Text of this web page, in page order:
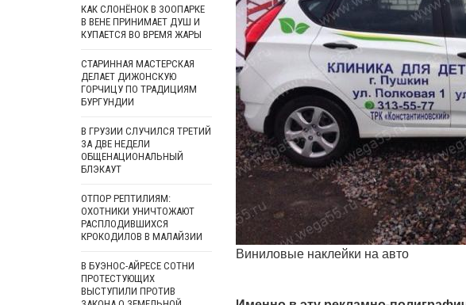
Виниловые наклейки на авто
КАК СЛОНЁНОК В ЗООПАРКЕ
В ВЕНЕ ПРИНИМАЕТ ДУШ И
КУПАЕТСЯ ВО ВРЕМЯ ЖАРЫ
СТАРИННАЯ МАСТЕРСКАЯ
ДЕЛАЕТ ДИЖОНСКУЮ
ГОРЧИЦУ ПО ТРАДИЦИЯМ
БУРГУНДИИ
В ГРУЗИИ СЛУЧИЛСЯ ТРЕТИЙ
ЗА ДВЕ НЕДЕЛИ
ОБЩЕНАЦИОНАЛЬНЫЙ
БЛЭКАУТ
ОТПОР РЕПТИЛИЯМ:
ОХОТНИКИ УНИЧТОЖАЮТ
РАСПЛОДИВШИХСЯ
КРОКОДИЛОВ В МАЛАЙЗИИ
В БУЭНОС-АЙРЕСЕ СОТНИ
ПРОТЕСТУЮЩИХ
ВЫСТУПИЛИ ПРОТИВ